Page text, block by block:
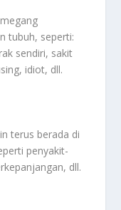
tubuh, seperti:
sendiri, sakit
idiot, dll.
terus berada di
penyakit-
dll.